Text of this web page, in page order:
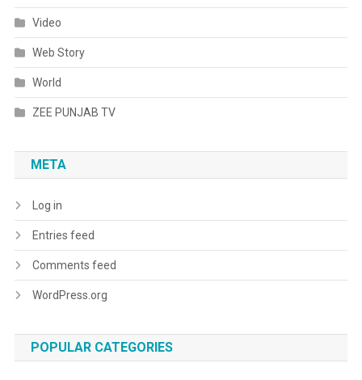
Video
Web Story
World
ZEE PUNJAB TV
META
Log in
Entries feed
Comments feed
WordPress.org
POPULAR CATEGORIES